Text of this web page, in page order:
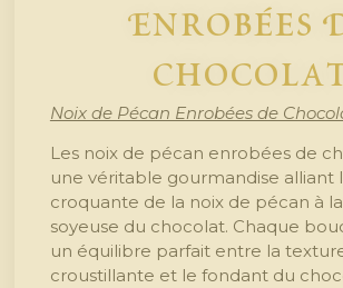
Enrobées
Noix de Pécan Enrobées de
Les noix de pécan enrobées de
une véritable gourmandise alliant
croquante de la noix de pécan à
soyeuse du chocolat. Chaque
un équilibre parfait entre la
croustillante et le fondant du